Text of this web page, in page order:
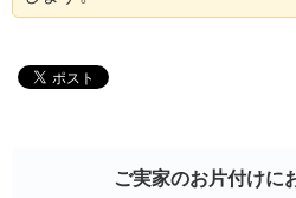
ご実家のお片付けに